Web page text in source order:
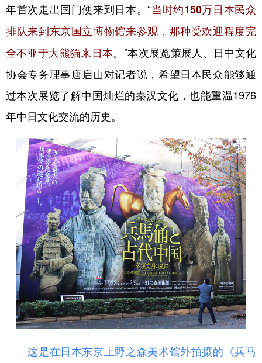
新疆 内蒙古 黑龙江
多语种频道
English Español Français عربى
Русский язык 日本語 한국어
年首次走出国门便来到日本。“当时约150万日本民众
排队来到东京国立博物馆来参观，那种受欢迎程度完
全不亚于大熊猫来日本。 ”本次展览策展人、日中文化
协会专务理事唐启山对记者说，希望日本民众能够通
过本次展览了解中国灿烂的秦汉文化，也能重温1976
年中日文化交流的历史。
这是在日本东京上野之森美术馆外拍摄的《兵马